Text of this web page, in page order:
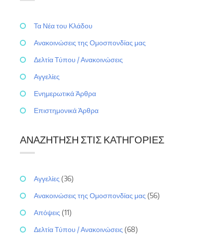
Τα Νέα του Κλάδου
Ανακοινώσεις της Ομοσπονδίας μας
Δελτία Τύπου / Ανακοινώσεις
Αγγελίες
Ενημερωτικά Άρθρα
Επιστημονικά Άρθρα
ΑΝΑΖΉΤΗΣΗ ΣΤΙΣ ΚΑΤΗΓΟΡΊΕΣ
Αγγελίες (36)
Ανακοινώσεις της Ομοσπονδίας μας (56)
Απόψεις (11)
Δελτία Τύπου / Ανακοινώσεις (68)